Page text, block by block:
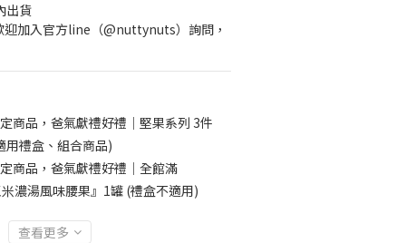
出貨
迎加入官方line（@nuttynuts）詢問，
商品，爸氣獻禮好禮｜堅果系列 3件
用禮盒、組合商品)
商品，爸氣獻禮好禮｜全館滿
濃湯風味腰果』1罐 (禮盒不適用)
查看更多